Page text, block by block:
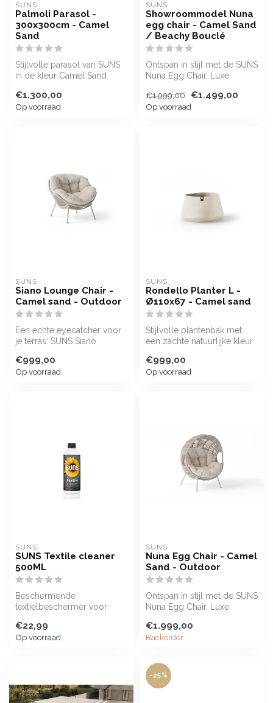
SUNS
Palmoli Parasol -
300x300cm - Camel
Sand
Stijlvolle parasol van SUNS
in de kleur Camel Sand
€1.300,00
Op voorraad
SUNS
Showroommodel Nuna
egg chair - Camel Sand
/ Beachy Bouclé
Ontspan in stijl met de SUNS
Nuna Egg Chair. Luxe
rop...
€1.999,00 €1.499,00
Op voorraad
SUNS
Siano Lounge Chair -
Camel sand - Outdoor
Een echte eyecatcher voor
je terras: SUNS Siano
met alum...
€999,00
Op voorraad
SUNS
Rondello Planter L -
Ø110x67 - Camel sand
Stijlvolle plantenbak met
een zachte natuurlijke kleur.
€999,00
Op voorraad
SUNS
SUNS Textile cleaner
500ML
Beschermende
textielbeschermer voor
€22,99
Op voorraad
SUNS
Nuna Egg Chair - Camel
Sand - Outdoor
Ontspan in stijl met de SUNS
Nuna Egg Chair. Luxe
rop...
€1.999,00
Backorder
-25%